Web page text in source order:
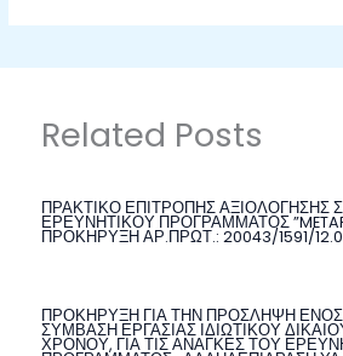
Related Posts
ΠΡΑΚΤΙΚΟ ΕΠΙΤΡΟΠΗΣ ΑΞΙΟΛΟΓΗΣΗΣ
ΕΡΕΥΝΗΤΙΚΟΥ ΠΡΟΓΡΑΜΜΑΤΟΣ
ΠΡΟΚΗΡΥΞΗ ΑΡ.ΠΡΩΤ.: 20043/1591/
ΠΡΟΚΗΡΥΞΗ ΓΙΑ ΤΗΝ ΠΡΟΣΛΗΨΗ
ΣΥΜΒΑΣΗ ΕΡΓΑΣΙΑΣ ΙΔΙΩΤΙΚΟΥ
ΧΡΟΝΟΥ, ΓΙΑ ΤΙΣ ΑΝΑΓΚΕΣ ΤΟΥ